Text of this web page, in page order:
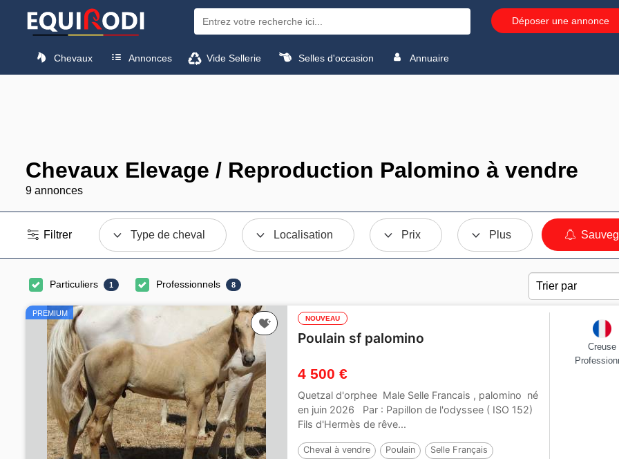
Déposer une annonce
Chevaux Annonces Vide Sellerie Selles d'occasion Annuaire
Chevaux Elevage / Reproduction Palomino à vendre
9 annonces
Filtrer Type de cheval Localisation Prix Plus
Particuliers 1 Professionnels 8
PREMIUM
NOUVEAU
Poulain sf palomino
4 500 €
Quetzal d'orphee Male Selle Francais , palomino né
en juin 2026 Par : Papillon de l'odyssee ( ISO 152)
Fils d'Hermès de rêve...
Cheval à vendre Poulain Selle Français
Creuse